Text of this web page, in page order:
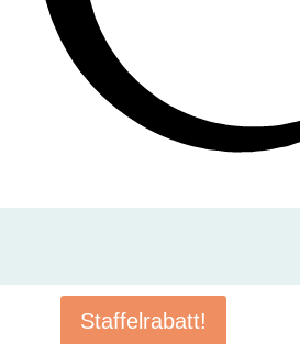
Staffelrabatt!